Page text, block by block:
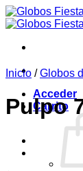
Saltar
al
Acceder
Carrito
Inicio / Globos
Pulpo